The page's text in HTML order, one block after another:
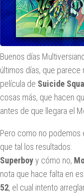
Buenos días
últimos días, que parece
película de Suicide
cosas más, que hacen
antes de que llegara el
Pero como no podemos
que tal los resultados:
Superboyy cómo no,
nota que hace falta en
52, el cual intento